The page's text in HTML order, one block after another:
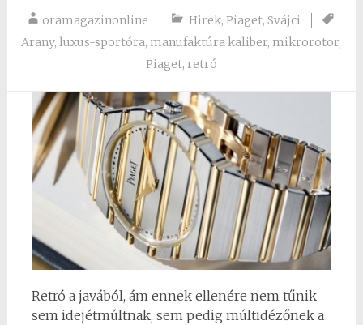
oramagazinonline Hirek,Piaget,Svájci
Arany,luxus-sportóra, manufaktúra kaliber, mikrorotor,
Piaget, retró
Retró a javából, ám ennek ellenére nem tűnik
sem idejétmúltnak, sem pedig múltidézőnek a